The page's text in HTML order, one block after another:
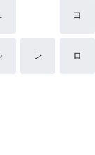
ヨ
レ ロ